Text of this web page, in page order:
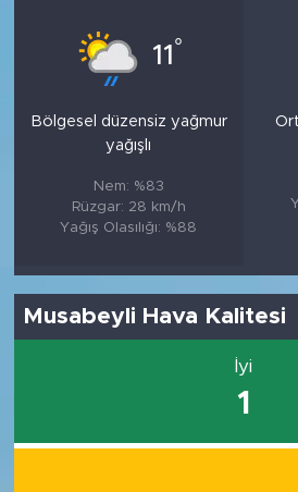
11 °
Bölgesel düzensiz yağmur
yağışlı
Nem: %83
Rüzgar: 28 km/h
Yağış Olasılığı: %88
Musabeyli Hava Kalitesi
İyi
1